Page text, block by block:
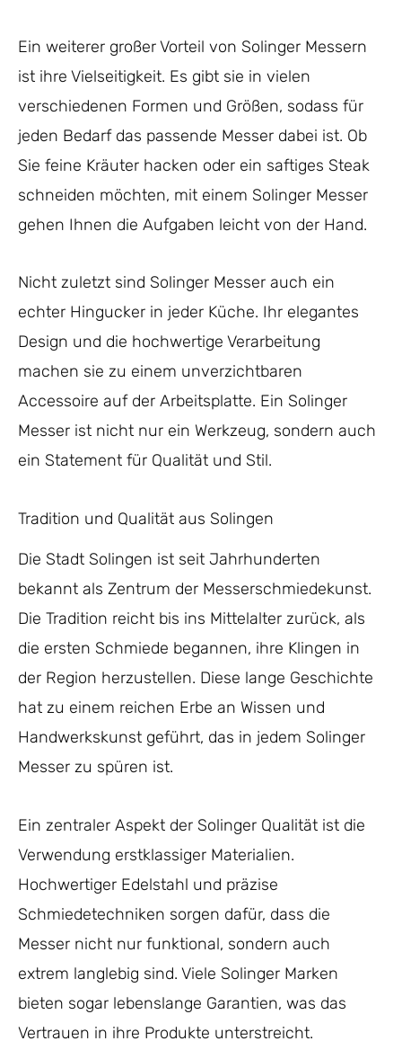
Ein weiterer großer Vorteil von Solinger Messern
ist ihre Vielseitigkeit. Es gibt sie in vielen
verschiedenen Formen und Größen, sodass für
jeden Bedarf das passende Messer dabei ist. Ob
Sie feine Kräuter hacken oder ein saftiges Steak
schneiden möchten, mit einem Solinger Messer
gehen Ihnen die Aufgaben leicht von der Hand.
Nicht zuletzt sind Solinger Messer auch ein
echter Hingucker in jeder Küche. Ihr elegantes
Design und die hochwertige Verarbeitung
machen sie zu einem unverzichtbaren
Accessoire auf der Arbeitsplatte. Ein Solinger
Messer ist nicht nur ein Werkzeug, sondern auch
ein Statement für Qualität und Stil.
Tradition und Qualität aus Solingen
Die Stadt Solingen ist seit Jahrhunderten
bekannt als Zentrum der Messerschmiedekunst.
Die Tradition reicht bis ins Mittelalter zurück, als
die ersten Schmiede begannen, ihre Klingen in
der Region herzustellen. Diese lange Geschichte
hat zu einem reichen Erbe an Wissen und
Handwerkskunst geführt, das in jedem Solinger
Messer zu spüren ist.
Ein zentraler Aspekt der Solinger Qualität ist die
Verwendung erstklassiger Materialien.
Hochwertiger Edelstahl und präzise
Schmiedetechniken sorgen dafür, dass die
Messer nicht nur funktional, sondern auch
extrem langlebig sind. Viele Solinger Marken
bieten sogar lebenslange Garantien, was das
Vertrauen in ihre Produkte unterstreicht.